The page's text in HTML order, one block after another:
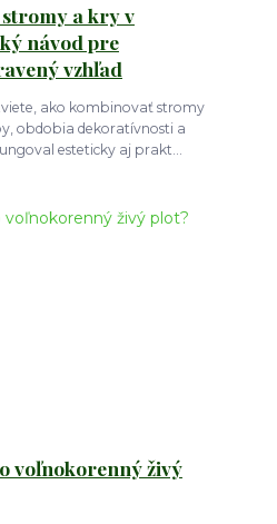
a kry v
návod pre
vzhľad
ako kombinovať stromy
obdobia dekoratívnosti a
esteticky aj prakt...
voľnokorenný živý